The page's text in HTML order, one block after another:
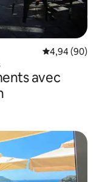
Évaluation
4,94 (90)
avec